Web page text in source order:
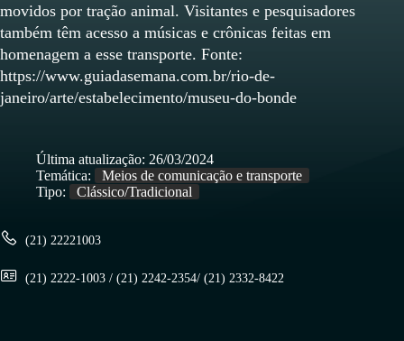
(21) 22221003
(21) 2222-1003 / (21) 2242-2354/ (21) 2332-8422
movidos por tração animal. Visitantes e pesquisadores
também têm acesso a músicas e crônicas feitas em
homenagem a esse transporte. Fonte:
https://www.guiadasemana.com.br/rio-de-
janeiro/arte/estabelecimento/museu-do-bonde
Última atualização: 26/03/2024
Temática:
Meios de comunicação e transporte
Tipo:
Clássico/Tradicional